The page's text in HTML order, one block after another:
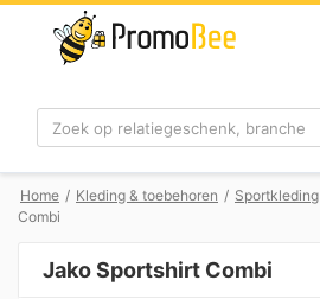
Zoek
Home / Kleding & toebehoren / Sportkleding
Combi
Jako Sportshirt Combi